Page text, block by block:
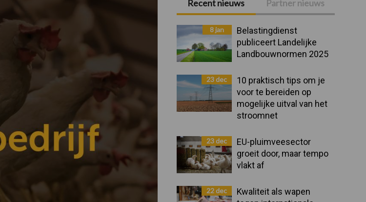
Primaire
Sidebar
Recent nieuws Partner nieuws
8 jan
Belastingdienst
publiceert Landelijke
Landbouwnormen 2025
23 dec
10 praktisch tips om je
voor te bereiden op
mogelijke uitval van het
stroomnet
23 dec
EU-pluimveesector
groeit door, maar tempo
vlakt af
22 dec
Kwaliteit als wapen